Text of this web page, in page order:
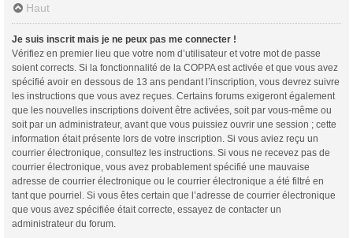
Haut
Je suis inscrit mais je ne peux pas me connecter !
Vérifiez en premier lieu que votre nom d’utilisateur et votre mot de passe
soient corrects. Si la fonctionnalité de la COPPA est activée et que vous avez
spécifié avoir en dessous de 13 ans pendant l’inscription, vous devrez suivre
les instructions que vous avez reçues. Certains forums exigeront également
que les nouvelles inscriptions doivent être activées, soit par vous-même ou
soit par un administrateur, avant que vous puissiez ouvrir une session ; cette
information était présente lors de votre inscription. Si vous aviez reçu un
courrier électronique, consultez les instructions. Si vous ne recevez pas de
courrier électronique, vous avez probablement spécifié une mauvaise
adresse de courrier électronique ou le courrier électronique a été filtré en
tant que pourriel. Si vous êtes certain que l’adresse de courrier électronique
que vous avez spécifiée était correcte, essayez de contacter un
administrateur du forum.